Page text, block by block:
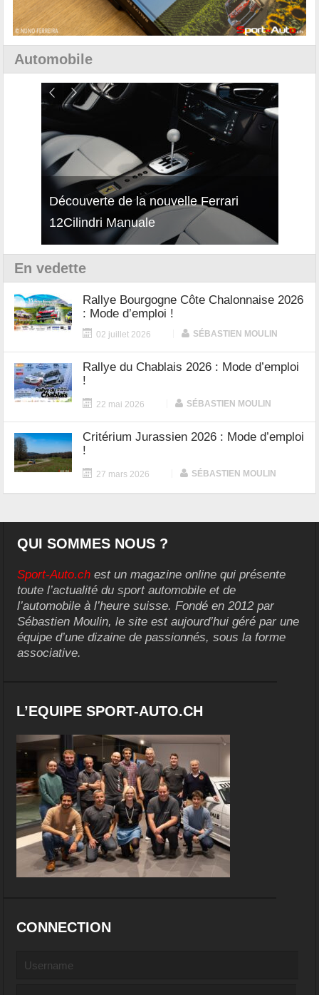
Automobile
Découverte de la nouvelle Ferrari
12Cilindri Manuale
En vedette
Rallye Bourgogne Côte Chalonnaise 2026
: Mode d’emploi !
02 juillet 2026 SÉBASTIEN MOULIN
Rallye du Chablais 2026 : Mode d’emploi
!
22 mai 2026 SÉBASTIEN MOULIN
Critérium Jurassien 2026 : Mode d’emploi
!
27 mars 2026 SÉBASTIEN MOULIN
QUI SOMMES NOUS ?
Sport-Auto.ch est un magazine online qui présente
toute l’actualité du sport automobile et de
l’automobile à l’heure suisse. Fondé en 2012 par
Sébastien Moulin, le site est aujourd’hui géré par une
équipe d’une dizaine de passionnés, sous la forme
associative.
L’EQUIPE SPORT-AUTO.CH
CONNECTION